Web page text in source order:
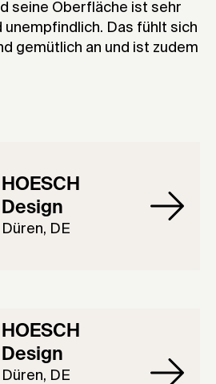
seine Oberfläche ist sehr
Das fühlt sich
gemütlich an und ist zudem
HOESCH
Design
Düren, DE
HOESCH
Design
Düren, DE